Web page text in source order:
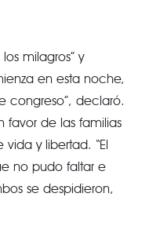
milagros” y
en esta noche,
congreso”, declaró.
favor de las familias
y libertad. “El
no pudo faltar e
se despidieron,